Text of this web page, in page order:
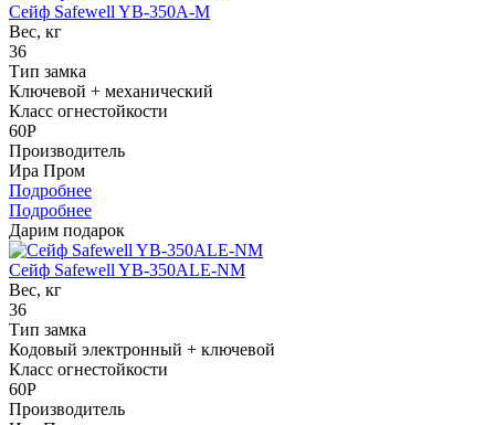
Сейф Safewell YB-350A-M
Вес, кг
36
Тип замка
Ключевой + механический
Класс огнестойкости
60P
Производитель
Ира Пром
Подробнее
Подробнее
Дарим подарок
Сейф Safewell YB-350ALE-NM
Вес, кг
36
Тип замка
Кодовый электронный + ключевой
Класс огнестойкости
60P
Производитель